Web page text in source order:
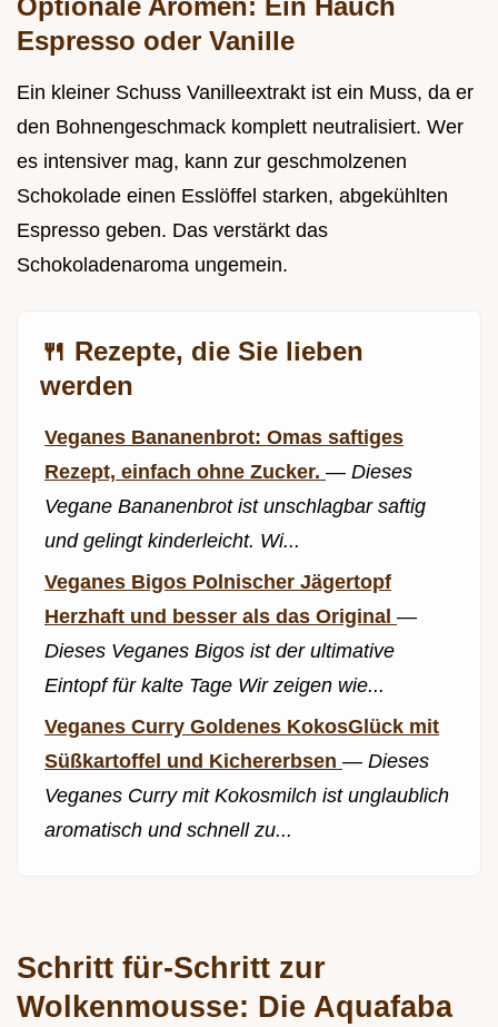
Optionale Aromen: Ein Hauch
Espresso oder Vanille
Ein kleiner Schuss Vanilleextrakt ist ein Muss, da er
den Bohnengeschmack komplett neutralisiert. Wer
es intensiver mag, kann zur geschmolzenen
Schokolade einen Esslöffel starken, abgekühlten
Espresso geben. Das verstärkt das
Schokoladenaroma ungemein.
🍴 Rezepte, die Sie lieben
werden
Veganes Bananenbrot: Omas saftiges
Rezept, einfach ohne Zucker. — Dieses
Vegane Bananenbrot ist unschlagbar saftig
und gelingt kinderleicht. Wi...
Veganes Bigos Polnischer Jägertopf
Herzhaft und besser als das Original —
Dieses Veganes Bigos ist der ultimative
Eintopf für kalte Tage Wir zeigen wie...
Veganes Curry Goldenes KokosGlück mit
Süßkartoffel und Kichererbsen — Dieses
Veganes Curry mit Kokosmilch ist unglaublich
aromatisch und schnell zu...
Schritt für-Schritt zur
Wolkenmousse: Die Aquafaba